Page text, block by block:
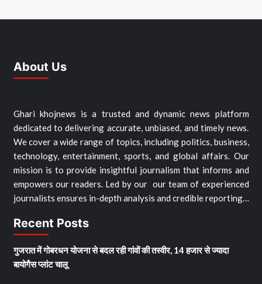
About Us
Ghari khojnews is a trusted and dynamic news platform
dedicated to delivering accurate, unbiased, and timely news.
We cover a wide range of topics, including politics, business,
technology, entertainment, sports, and global affairs. Our
mission is to provide insightful journalism that informs and
empowers our readers. Led by our our team of experienced
journalists ensures in-depth analysis and credible reporting…
Recent Posts
गुजरात में गोबरधन योजना से बदल रही गांवों की तस्वीर, 14 हजार से ज्यादा
बायोगैस प्लांट चालू